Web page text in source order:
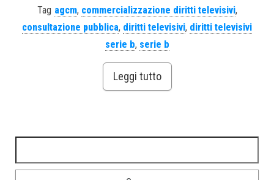
Tag agcm, commercializzazione diritti televisivi,
consultazione pubblica, diritti televisivi, diritti televisivi
serie b, serie b
Leggi tutto